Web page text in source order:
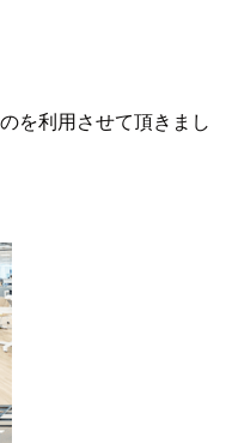
を利用させて頂きまし